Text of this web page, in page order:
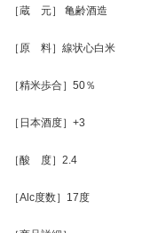
［蔵 元］ 亀齢酒造
［原 料］線状心白米
［精米歩合］50％
［日本酒度］+3
［酸 度］2.4
［Alc度数］17度